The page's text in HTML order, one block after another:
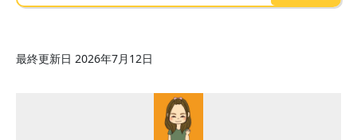
最終更新日 2026年7月12日